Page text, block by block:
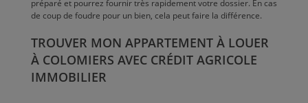
préparé et pourrez fournir très rapidement votre dossier. En cas
de coup de foudre pour un bien, cela peut faire la différence.
TROUVER MON APPARTEMENT À LOUER
À COLOMIERS AVEC CRÉDIT AGRICOLE
IMMOBILIER